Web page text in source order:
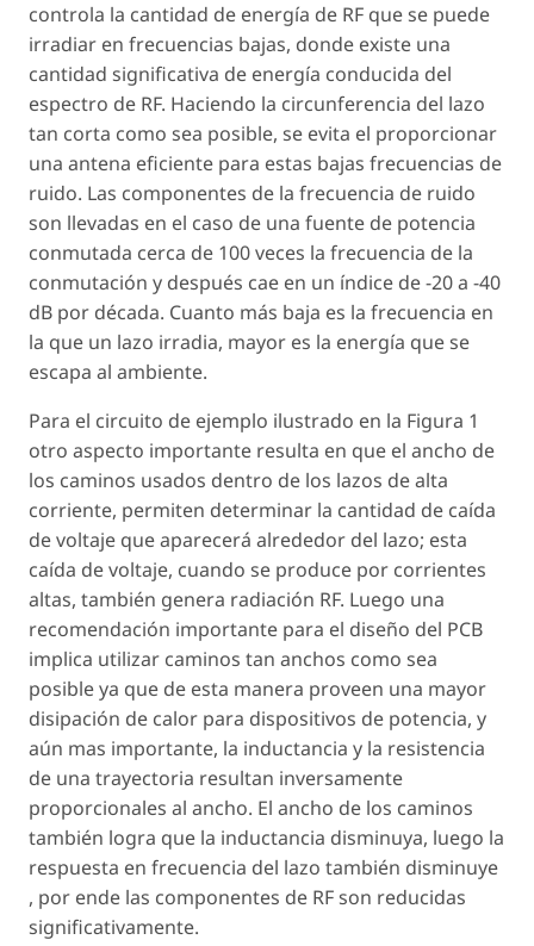
controla la cantidad de energía de RF que se puede
irradiar en frecuencias bajas, donde existe una
cantidad significativa de energía conducida del
espectro de RF. Haciendo la circunferencia del lazo
tan corta como sea posible, se evita el proporcionar
una antena eficiente para estas bajas frecuencias de
ruido. Las componentes de la frecuencia de ruido
son llevadas en el caso de una fuente de potencia
conmutada cerca de 100 veces la frecuencia de la
conmutación y después cae en un índice de -20 a -40
dB por década. Cuanto más baja es la frecuencia en
la que un lazo irradia, mayor es la energía que se
escapa al ambiente.
Para el circuito de ejemplo ilustrado en la Figura 1
otro aspecto importante resulta en que el ancho de
los caminos usados dentro de los lazos de alta
corriente, permiten determinar la cantidad de caída
de voltaje que aparecerá alrededor del lazo; esta
caída de voltaje, cuando se produce por corrientes
altas, también genera radiación RF. Luego una
recomendación importante para el diseño del PCB
implica utilizar caminos tan anchos como sea
posible ya que de esta manera proveen una mayor
disipación de calor para dispositivos de potencia, y
aún mas importante, la inductancia y la resistencia
de una trayectoria resultan inversamente
proporcionales al ancho. El ancho de los caminos
también logra que la inductancia disminuya, luego la
respuesta en frecuencia del lazo también disminuye
, por ende las componentes de RF son reducidas
significativamente.